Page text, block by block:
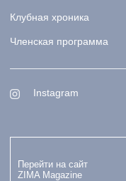
Клубная хроника
Членская программа
Instagram
Перейти на сайт
ZIMA Magazine